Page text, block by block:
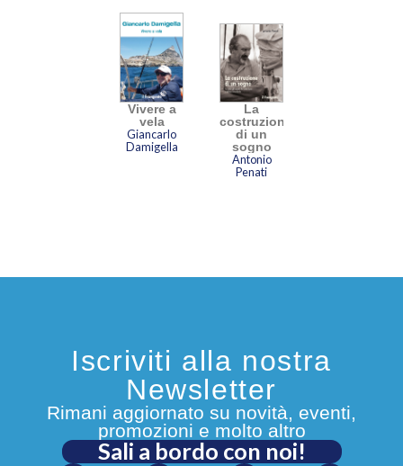
Vivere a
vela
Giancarlo
Damigella
La
costruzione
di un
sogno
Antonio
Penati
Iscriviti alla nostra
Newsletter
Rimani aggiornato su novità, eventi,
promozioni e molto altro
Sali a bordo con noi!